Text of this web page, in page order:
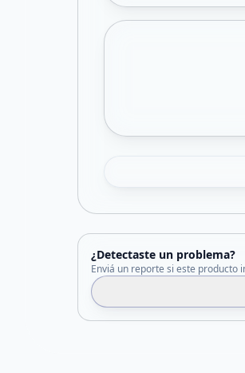
¿Detectaste un problema?
Enviá un reporte si este producto